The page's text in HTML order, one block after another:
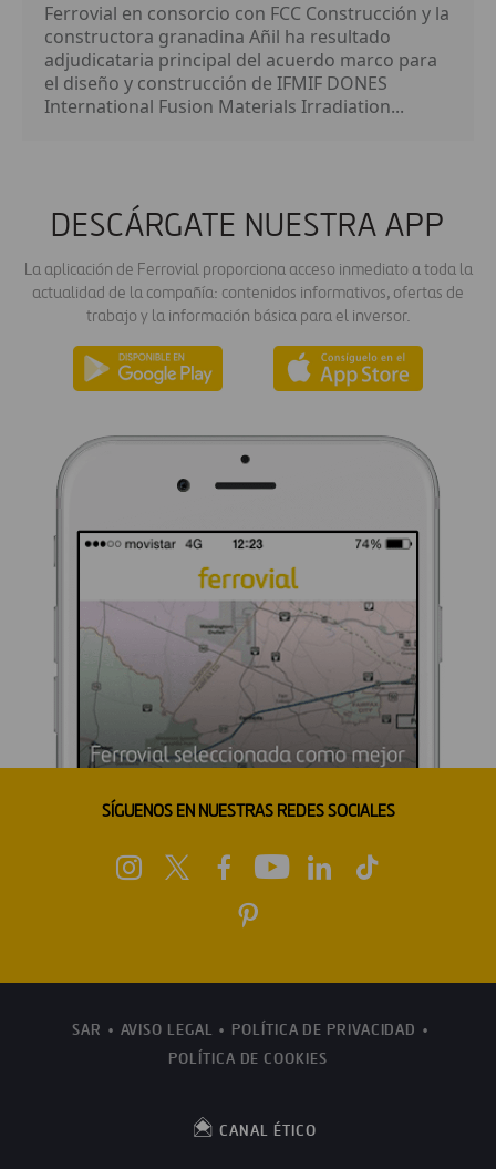
Ferrovial en consorcio con FCC Construcción y la
constructora granadina Añil ha resultado
adjudicataria principal del acuerdo marco para
el diseño y construcción de IFMIF DONES
International Fusion Materials Irradiation...
DESCÁRGATE NUESTRA APP
La aplicación de Ferrovial proporciona acceso inmediato a toda la
actualidad de la compañía: contenidos informativos, ofertas de
trabajo y la información básica para el inversor.
SÍGUENOS EN NUESTRAS REDES SOCIALES
SAR AVISO LEGAL
POLÍTICA DE PRIVACIDAD
POLÍTICA DE COOKIES
CANAL ÉTICO